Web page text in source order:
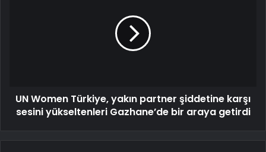
UN Women Türkiye, yakın partner şiddetine karşı
sesini yükseltenleri Gazhane’de bir araya getirdi